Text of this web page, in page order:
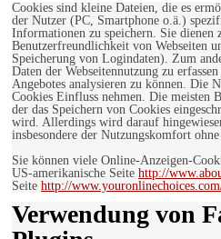
Cookies sind kleine Dateien, die es
der Nutzer (PC, Smartphone o.ä.)
Informationen zu speichern. Sie dienen
Benutzerfreundlichkeit von Webseiten
Speicherung von Logindaten). Zum
Daten der Webseitennutzung zu
Angebotes analysieren zu können. Die
Cookies Einfluss nehmen. Die meisten
der das Speichern von Cookies
wird. Allerdings wird darauf
insbesondere der Nutzungskomfort
Sie können viele Online-Anzeigen-
US-amerikanische Seite http://
Seite http://
Verwendung von